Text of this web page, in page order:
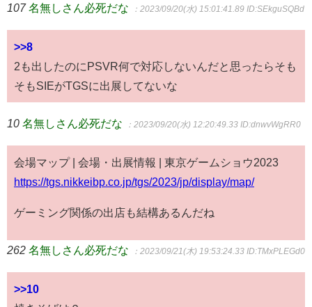
107 名無しさん必死だな ：2023/09/20(水) 15:01:41.89 ID:SEkguSQBd
>>8
2も出したのにPSVR何で対応しないんだと思ったらそも
そもSIEがTGSに出展してないな
10 名無しさん必死だな ：2023/09/20(水) 12:20:49.33 ID:dnwvWgRR0
会場マップ | 会場・出展情報 | 東京ゲームショウ2023
https://tgs.nikkeibp.co.jp/tgs/2023/jp/display/map/
ゲーミング関係の出店も結構あるんだね
262 名無しさん必死だな ：2023/09/21(木) 19:53:24.33 ID:TMxPLEGd0
>>10